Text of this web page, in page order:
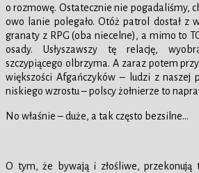
o rozmowę. Ostatecznie nie pogadaliśmy,
owo lanie polegało. Otóż patrol dostał z
granaty z RPG (oba niecelne), a mimo to
osady. Usłyszawszy tę relację,
szczypiącego olbrzyma. A zaraz potem
większości Afgańczyków – ludzi z naszej
niskiego wzrostu – polscy żołnierze to
No właśnie – duże, a tak często bezsilne…
O tym, że bywają i złośliwe,